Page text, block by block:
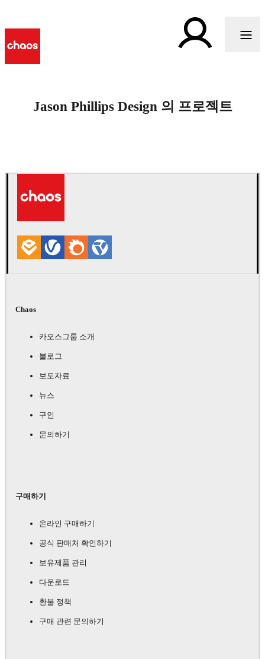
Jason Phillips Design 의 프로젝트
Chaos
카오스그룹 소개
블로그
보도자료
뉴스
구인
문의하기
구매하기
온라인 구매하기
공식 판매처 확인하기
보유제품 관리
다운로드
환불 정책
구매 관련 문의하기